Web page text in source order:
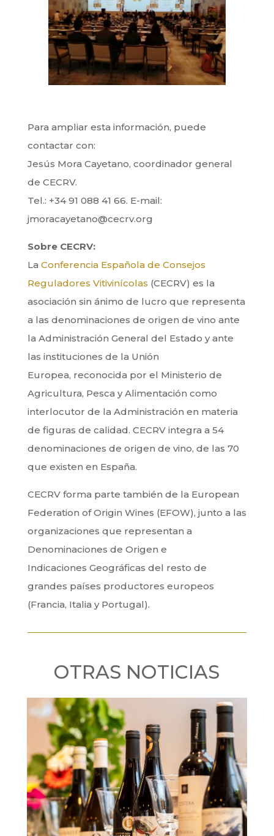
Para ampliar esta información, puede
contactar con:
Jesús Mora Cayetano, coordinador general
de CECRV.
Tel.: +34 91 088 41 66. E-mail:
jmoracayetano@cecrv.org
Sobre CECRV:
La Conferencia Española de Consejos
Reguladores Vitivinícolas (CECRV) es la
asociación sin ánimo de lucro que representa
a las denominaciones de origen de vino ante
la Administración General del Estado y ante
las instituciones de la Unión
Europea, reconocida por el Ministerio de
Agricultura, Pesca y Alimentación como
interlocutor de la Administración en materia
de figuras de calidad. CECRV integra a 54
denominaciones de origen de vino, de las 70
que existen en España.
CECRV forma parte también de la European
Federation of Origin Wines (EFOW), junto a las
organizaciones que representan a
Denominaciones de Origen e
Indicaciones Geográficas del resto de
grandes países productores europeos
(Francia, Italia y Portugal).
OTRAS NOTICIAS